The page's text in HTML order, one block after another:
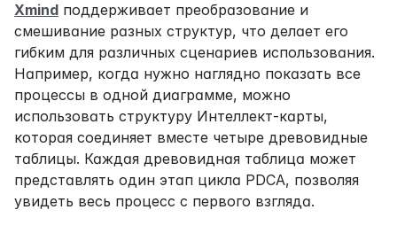
Xmind поддерживает преобразование и
смешивание разных структур, что делает его
гибким для различных сценариев использования.
Например, когда нужно наглядно показать все
процессы в одной диаграмме, можно
использовать структуру Интеллект-карты,
которая соединяет вместе четыре древовидные
таблицы. Каждая древовидная таблица может
представлять один этап цикла PDCA, позволяя
увидеть весь процесс с первого взгляда.